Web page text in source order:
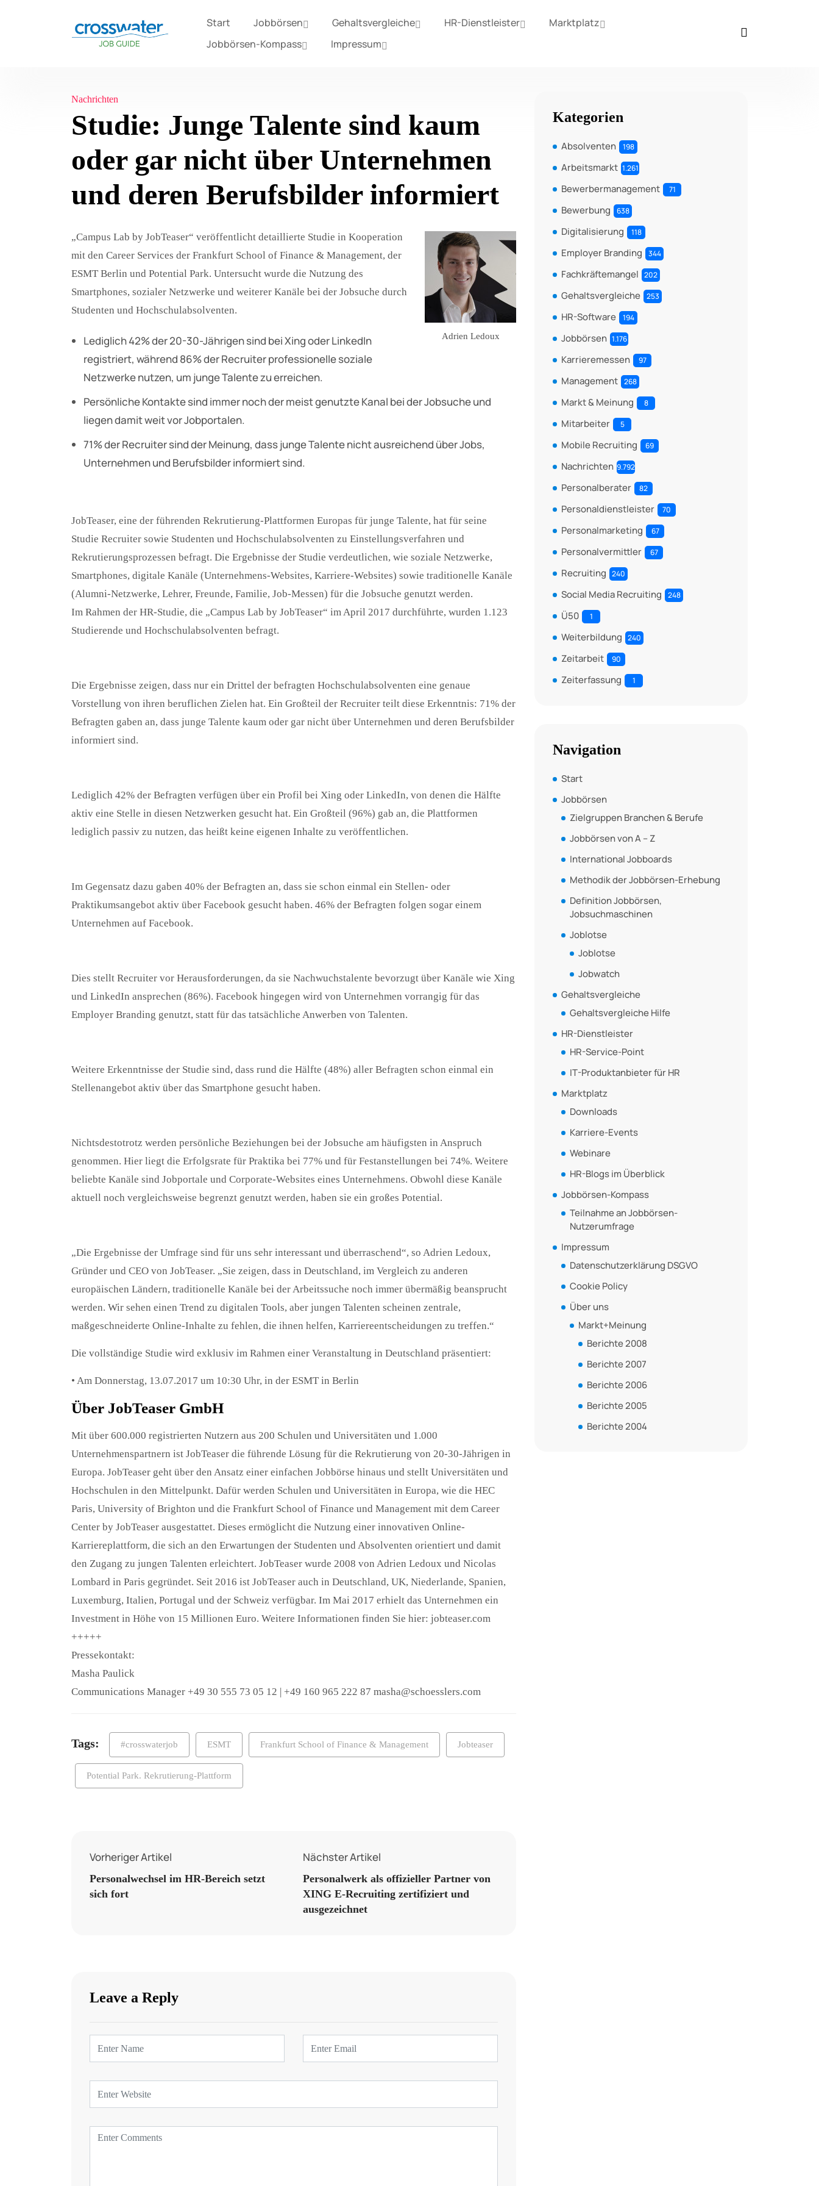
Start Jobbörsen Gehaltsvergleiche HR-Dienstleister
Marktplatz
Jobbörsen-Kompass
Impressum
Nachrichten
Studie: Junge Talente sind kaum
oder gar nicht über Unternehmen
und deren Berufsbilder informiert
Adrien Ledoux
„Campus Lab by JobTeaser“ veröffentlicht detaillierte Studie in Kooperation
mit den Career Services der Frankfurt School of Finance & Management, der
ESMT Berlin und Potential Park. Untersucht wurde die Nutzung des
Smartphones, sozialer Netzwerke und weiterer Kanäle bei der Jobsuche durch
Studenten und Hochschulabsolventen.
Lediglich 42% der 20-30-Jährigen sind bei Xing oder LinkedIn
registriert, während 86% der Recruiter professionelle soziale
Netzwerke nutzen, um junge Talente zu erreichen.
Persönliche Kontakte sind immer noch der meist genutzte Kanal bei der Jobsuche und
liegen damit weit vor Jobportalen.
71% der Recruiter sind der Meinung, dass junge Talente nicht ausreichend über Jobs,
Unternehmen und Berufsbilder informiert sind.
JobTeaser, eine der führenden Rekrutierung-Plattformen Europas für junge Talente, hat für seine
Studie Recruiter sowie Studenten und Hochschulabsolventen zu Einstellungsverfahren und
Rekrutierungsprozessen befragt. Die Ergebnisse der Studie verdeutlichen, wie soziale Netzwerke,
Smartphones, digitale Kanäle (Unternehmens-Websites, Karriere-Websites) sowie traditionelle Kanäle
(Alumni-Netzwerke, Lehrer, Freunde, Familie, Job-Messen) für die Jobsuche genutzt werden.
Im Rahmen der HR-Studie, die „Campus Lab by JobTeaser“ im April 2017 durchführte, wurden 1.123
Studierende und Hochschulabsolventen befragt.
Die Ergebnisse zeigen, dass nur ein Drittel der befragten Hochschulabsolventen eine genaue
Vorstellung von ihren beruflichen Zielen hat. Ein Großteil der Recruiter teilt diese Erkenntnis: 71% der
Befragten gaben an, dass junge Talente kaum oder gar nicht über Unternehmen und deren Berufsbilder
informiert sind.
Lediglich 42% der Befragten verfügen über ein Profil bei Xing oder LinkedIn, von denen die Hälfte
aktiv eine Stelle in diesen Netzwerken gesucht hat. Ein Großteil (96%) gab an, die Plattformen
lediglich passiv zu nutzen, das heißt keine eigenen Inhalte zu veröffentlichen.
Im Gegensatz dazu gaben 40% der Befragten an, dass sie schon einmal ein Stellen- oder
Praktikumsangebot aktiv über Facebook gesucht haben. 46% der Befragten folgen sogar einem
Unternehmen auf Facebook.
Dies stellt Recruiter vor Herausforderungen, da sie Nachwuchstalente bevorzugt über Kanäle wie Xing
und LinkedIn ansprechen (86%). Facebook hingegen wird von Unternehmen vorrangig für das
Employer Branding genutzt, statt für das tatsächliche Anwerben von Talenten.
Weitere Erkenntnisse der Studie sind, dass rund die Hälfte (48%) aller Befragten schon einmal ein
Stellenangebot aktiv über das Smartphone gesucht haben.
Nichtsdestotrotz werden persönliche Beziehungen bei der Jobsuche am häufigsten in Anspruch
genommen. Hier liegt die Erfolgsrate für Praktika bei 77% und für Festanstellungen bei 74%. Weitere
beliebte Kanäle sind Jobportale und Corporate-Websites eines Unternehmens. Obwohl diese Kanäle
aktuell noch vergleichsweise begrenzt genutzt werden, haben sie ein großes Potential.
„Die Ergebnisse der Umfrage sind für uns sehr interessant und überraschend“, so Adrien Ledoux,
Gründer und CEO von JobTeaser. „Sie zeigen, dass in Deutschland, im Vergleich zu anderen
europäischen Ländern, traditionelle Kanäle bei der Arbeitssuche noch immer übermäßig beansprucht
werden. Wir sehen einen Trend zu digitalen Tools, aber jungen Talenten scheinen zentrale,
maßgeschneiderte Online-Inhalte zu fehlen, die ihnen helfen, Karriereentscheidungen zu treffen.“
Die vollständige Studie wird exklusiv im Rahmen einer Veranstaltung in Deutschland präsentiert:
• Am Donnerstag, 13.07.2017 um 10:30 Uhr, in der ESMT in Berlin
Über JobTeaser GmbH
Mit über 600.000 registrierten Nutzern aus 200 Schulen und Universitäten und 1.000
Unternehmenspartnern ist JobTeaser die führende Lösung für die Rekrutierung von 20-30-Jährigen in
Europa. JobTeaser geht über den Ansatz einer einfachen Jobbörse hinaus und stellt Universitäten und
Hochschulen in den Mittelpunkt. Dafür werden Schulen und Universitäten in Europa, wie die HEC
Paris, University of Brighton und die Frankfurt School of Finance und Management mit dem Career
Center by JobTeaser ausgestattet. Dieses ermöglicht die Nutzung einer innovativen Online-
Karriereplattform, die sich an den Erwartungen der Studenten und Absolventen orientiert und damit
den Zugang zu jungen Talenten erleichtert. JobTeaser wurde 2008 von Adrien Ledoux und Nicolas
Lombard in Paris gegründet. Seit 2016 ist JobTeaser auch in Deutschland, UK, Niederlande, Spanien,
Luxemburg, Italien, Portugal und der Schweiz verfügbar. Im Mai 2017 erhielt das Unternehmen ein
Investment in Höhe von 15 Millionen Euro. Weitere Informationen finden Sie hier: jobteaser.com
+++++
Pressekontakt:
Masha Paulick
Communications Manager +49 30 555 73 05 12 | +49 160 965 222 87 masha@schoesslers.com
Tags: #crosswaterjob ESMT Frankfurt School of Finance & Management Jobteaser
Potential Park. Rekrutierung-Plattform
Vorheriger Artikel
Personalwechsel im HR-Bereich setzt
sich fort
Nächster Artikel
Personalwerk als offizieller Partner von
XING E-Recruiting zertifiziert und
ausgezeichnet
Leave a Reply
Kategorien
Absolventen 198
Arbeitsmarkt 1.261
Bewerbermanagement 71
Bewerbung 638
Digitalisierung 118
Employer Branding 344
Fachkräftemangel 202
Gehaltsvergleiche 253
HR-Software 194
Jobbörsen 1.176
Karrieremessen 97
Management 268
Markt & Meinung 8
Mitarbeiter 5
Mobile Recruiting 69
Nachrichten 9.792
Personalberater 82
Personaldienstleister 70
Personalmarketing 67
Personalvermittler 67
Recruiting 240
Social Media Recruiting 248
Ü50 1
Weiterbildung 240
Zeitarbeit 90
Zeiterfassung 1
Navigation
Start
Jobbörsen
Zielgruppen Branchen & Berufe
Jobbörsen von A – Z
International Jobboards
Methodik der Jobbörsen-Erhebung
Definition Jobbörsen,
Jobsuchmaschinen
Joblotse
Joblotse
Jobwatch
Gehaltsvergleiche
Gehaltsvergleiche Hilfe
HR-Dienstleister
HR-Service-Point
IT-Produktanbieter für HR
Marktplatz
Downloads
Karriere-Events
Webinare
HR-Blogs im Überblick
Jobbörsen-Kompass
Teilnahme an Jobbörsen-
Nutzerumfrage
Impressum
Datenschutzerklärung DSGVO
Cookie Policy
Über uns
Markt+Meinung
Berichte 2008
Berichte 2007
Berichte 2006
Berichte 2005
Berichte 2004